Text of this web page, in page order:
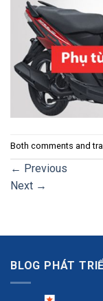
Both comments and
← Previous
Next →
BLOG PHÁT